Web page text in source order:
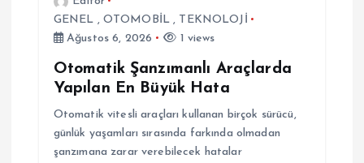
GENEL , OTOMOBİL , TEKNOLOJİ
Ağustos 6, 2026
1 views
Otomatik Şanzımanlı Araçlarda
Yapılan En Büyük Hata
Otomatik vitesli araçları kullanan birçok sürücü,
günlük yaşamları sırasında farkında olmadan
şanzımana zarar verebilecek hatalar